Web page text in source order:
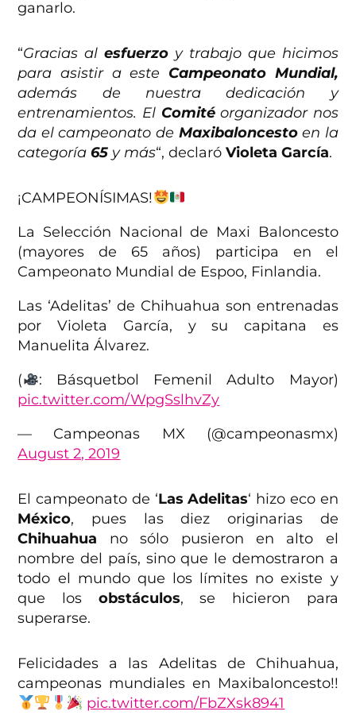
ganarlo.
“Gracias alesfuerzo y trabajo que hicimos
para asistir a este Campeonato Mundial,
además de nuestra dedicación y
entrenamientos. El Comitéorganizador nos
da el campeonato de Maxibaloncestoen la
categoría65 y más“, declaróVioleta García.
¡CAMPEONÍSIMAS!
La Selección Nacional de Maxi Baloncesto
(mayores de 65 años) participa en el
Campeonato Mundial de Espoo, Finlandia.
Las ‘Adelitas’ de Chihuahua son entrenadas
por Violeta García, y su capitana es
Manuelita Álvarez.
(
: Básquetbol Femenil Adulto Mayor)
pic.twitter.com/WpgSslhvZy
— Campeonas MX (@campeonasmx)
August 2, 2019
El campeonato de ‘Las Adelitas‘ hizo eco en
México, pues las diez originarias de
Chihuahua no sólo pusieron en alto el
nombre del país, sino que le demostraron a
todo el mundo que los límites no existe y
que los obstáculos, se hicieron para
superarse.
Felicidades a las Adelitas de Chihuahua,
campeonas mundiales en Maxibaloncesto!!
pic.twitter.com/FbZXsk8941